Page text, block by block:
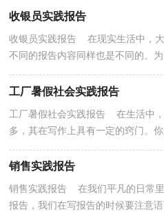
收银员实践报告
收银员实践报告 在现实生活中，大
不同的报告内容同样也是不同的。
是小编为大家收集的收银员实践报
工厂暑假社会实践报告
工厂暑假社会实践报告 在生活中
多，其在写作上具有一定的窍门。
销售实践报告
销售实践报告 在我们平凡的日常
报告，我们在写报告的时候要注意